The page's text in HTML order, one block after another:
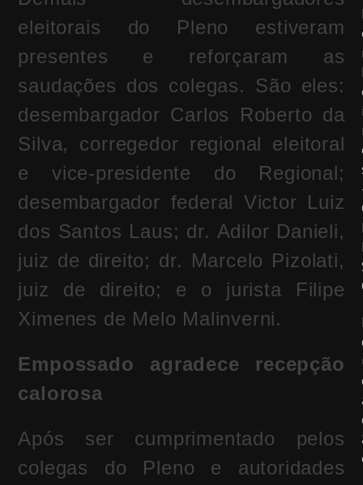
eleitorais do Pleno estiveram
presentes e reforçaram as
saudações dos colegas. São eles:
desembargador Carlos Roberto da
Silva, corregedor regional eleitoral
e vice-presidente do Regional;
desembargador federal Victor Luiz
dos Santos Laus; dr. Adilor Danieli,
juiz de direito; dr. Marcelo Pizolati,
juiz de direito; e o jurista Filipe
Ximenes de Melo Malinverni.
Empossado agradece recepção
calorosa
Após ser cumprimentado pelos
colegas do Pleno e autoridades